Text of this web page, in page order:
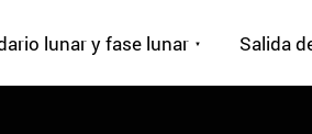
lunar y fase lunar Salida